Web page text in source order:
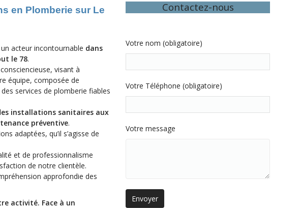
en Plomberie sur Le
acteur incontournable dans
le 78.
visant à
équipe, composée de
services de plomberie fiables
installations sanitaires aux
préventive.
adaptées, qu’il s’agisse de
et de professionnalisme
de notre clientèle.
approfondie des
activité. Face à un
Contactez-nous
Votre nom (obligatoire)
Votre Téléphone (obligatoire)
Votre message